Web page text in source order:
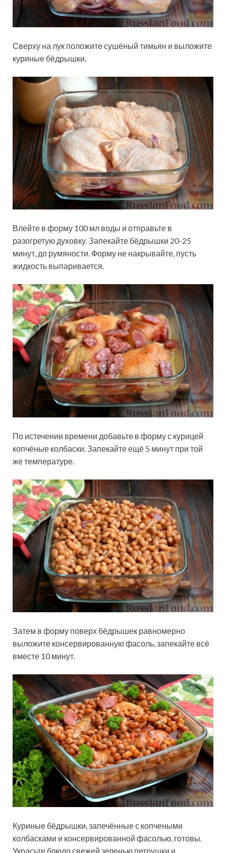
Сверху на лук положите сушёный тимьян и выложите
куриные бёдрышки.
Влейте в форму 100 мл воды и отправьте в
разогретую духовку. Запекайте бёдрышки 20-25
минут, до румяности. Форму не накрывайте, пусть
жидкость выпаривается.
По истечении времени добавьте в форму с курицей
копчёные колбаски. Запекайте ещё 5 минут при той
же температуре.
Затем в форму поверх бёдрышек равномерно
выложите консервированную фасоль, запекайте всё
вместе 10 минут.
Куриные бёдрышки, запечённые с копчеными
колбасками и консервированной фасолью, готовы.
Украсьте блюдо свежей зеленью петрушки и